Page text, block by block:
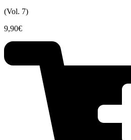
(Vol. 7)
9,90€